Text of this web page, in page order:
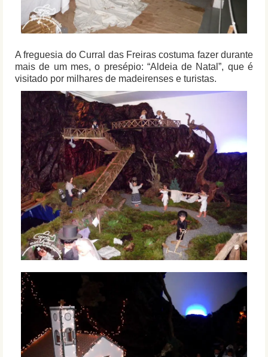
A freguesia do Curral das Freiras costuma fazer durante
mais de um mes, o presépio: “Aldeia de Natal”, que é
visitado por milhares de madeirenses e turistas.